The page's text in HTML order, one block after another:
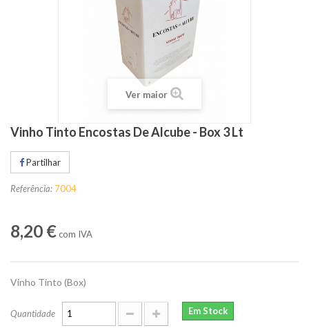
Ver maior
Vinho Tinto Encostas De Alcube - Box 3 Lt
Partilhar
Referência: 7004
8,20 €com IVA
Vinho Tinto (Box)
Quantidade Em Stock